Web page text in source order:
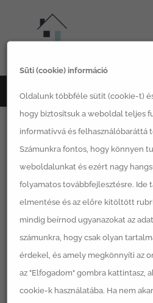
Süti (cookie) információ
Oldalunk többféle sütit (cookie-t)
hogy biztosítsuk a weboldal teljes
informatívvá és felhasználóbaráttá
Számunkra fontos, hogy könnyen
weboldalunkat és ezért nagy
folyamatos továbbfejlesztésre. Ide
elmentése és az előre kitöltött
mindig beírnod ugyanazokat az
számunkra, hogy csak olyan
érdekel, és amely megkönnyíti az
az "Elfogadom" gombra kattintasz,
cookie-k használatába. Ha nem
Főoldal